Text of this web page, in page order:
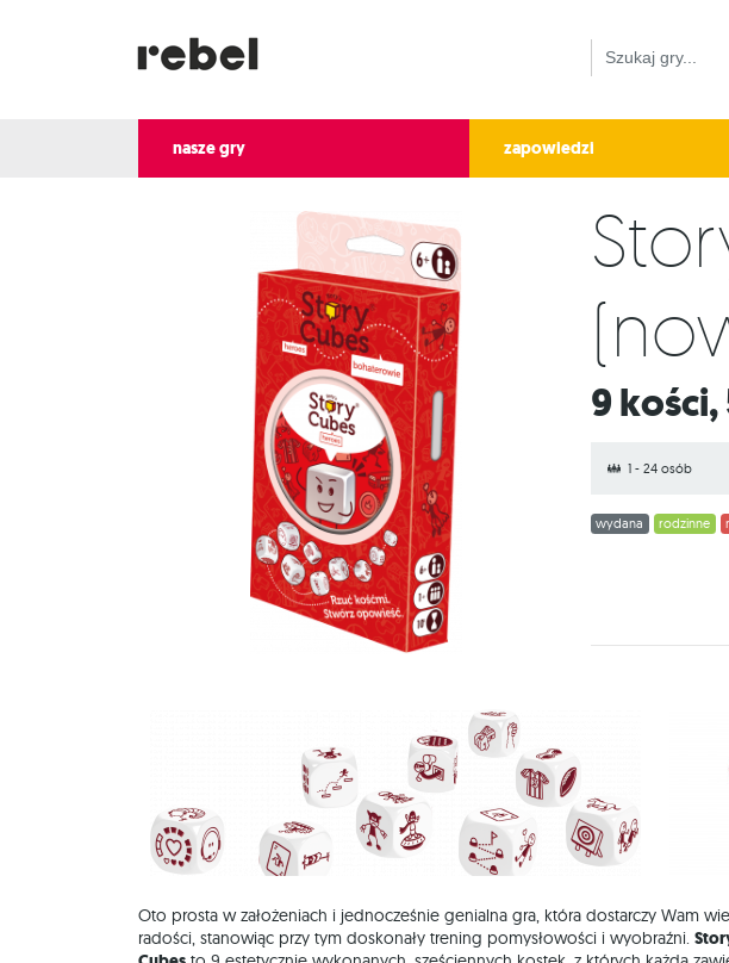
nasze gry zapowiedzi
9
1 - 24 osób
wydana rodzinne
Oto prosta w założeniach i jednocześnie genialna gra, która dostarczy Wam
radości, stanowiąc przy tym doskonały trening pomysłowości i wyobraźni.